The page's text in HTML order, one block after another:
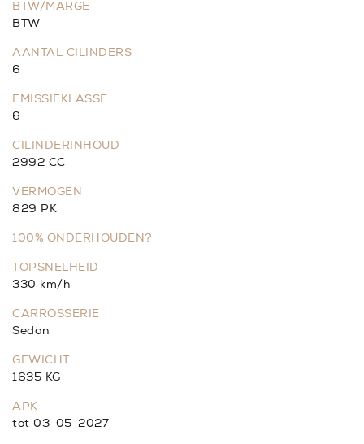
BTW/MARGE
BTW
AANTAL CILINDERS
6
EMISSIEKLASSE
6
CILINDERINHOUD
2992 CC
VERMOGEN
829 PK
100% ONDERHOUDEN?
TOPSNELHEID
330 km/h
CARROSSERIE
Sedan
GEWICHT
1635 KG
APK
tot 03-05-2027